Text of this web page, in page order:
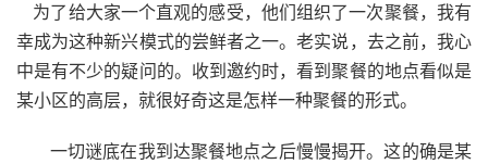
为了给大家一个直观的感受，他们组织了一次聚餐，我有
幸成为这种新兴模式的尝鲜者之一。老实说，去之前，我心
中是有不少的疑问的。收到邀约时，看到聚餐的地点看似是
某小区的高层，就很好奇这是怎样一种聚餐的形式。
一切谜底在我到达聚餐地点之后慢慢揭开。这的确是某